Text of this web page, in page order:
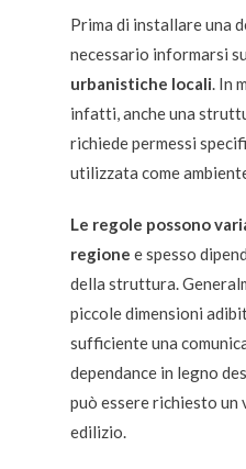
Prima di installare una
necessario informarsi
urbanistiche locali. In
infatti, anche una
richiede permessi
utilizzata come
Le regole possono
regione e spesso
della struttura.
piccole dimensioni
sufficiente una
dependance in legno
può essere richiesto un
edilizio.